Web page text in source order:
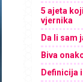
5 ajeta
vjernika
Da li sam
Biva
Definicija